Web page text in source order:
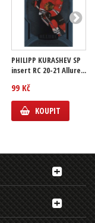
PHILIPP KURASHEV SP
insert RC 20-21 Allure...
99 Kč
KOUPIT